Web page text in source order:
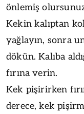
önlemiş
Kekin kalıptan
yağlayın, sonra
dökün. Kalıba
fırına verin.
Kek pişirirken
derece, kek